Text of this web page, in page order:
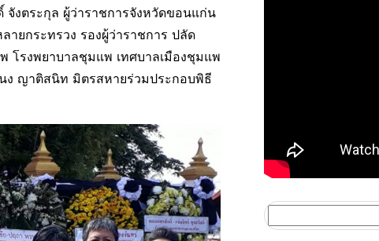
งตระกุล ผู้ว่าราชการจังหวัดขอนแก่น
ยกระทรวง รองผู้ว่าราชการ ปลัด
โรงพยาบาลชุมแพ เทศบาลเมืองชุมแพ
ง ญาติสนิท มิตรสหายร่วมประกอบพิธี
สำหรับ: